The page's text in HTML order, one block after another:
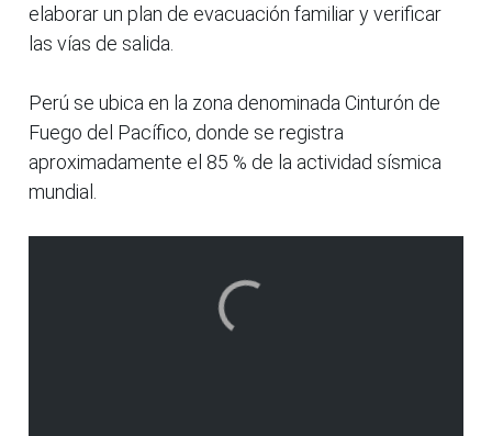
elaborar un plan de evacuación familiar y verificar
las vías de salida.
Perú se ubica en la zona denominada Cinturón de
Fuego del Pacífico, donde se registra
aproximadamente el 85 % de la actividad sísmica
mundial.